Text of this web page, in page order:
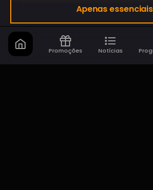
BAND FM POUSO ALEGRE
A SUA RÁDIO DO SEU JEITO!
Apenas essenciais
Promoções Notícias